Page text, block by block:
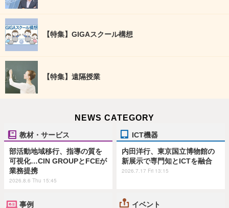
【特集】GIGAスクール構想
【特集】遠隔授業
NEWS CATEGORY
教材・サービス
部活動地域移行、指導の質を
可視化…CIN GROUPとFCEが
業務提携
2026.8.6 Thu 15:45
ICT機器
内田洋行、東京国立博物館の
新展示で専門知とICTを融合
2026.7.17 Fri 13:15
事例 イベント